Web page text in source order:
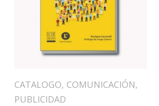
CATALOGO, COMUNICACIÓN,
PUBLICIDAD